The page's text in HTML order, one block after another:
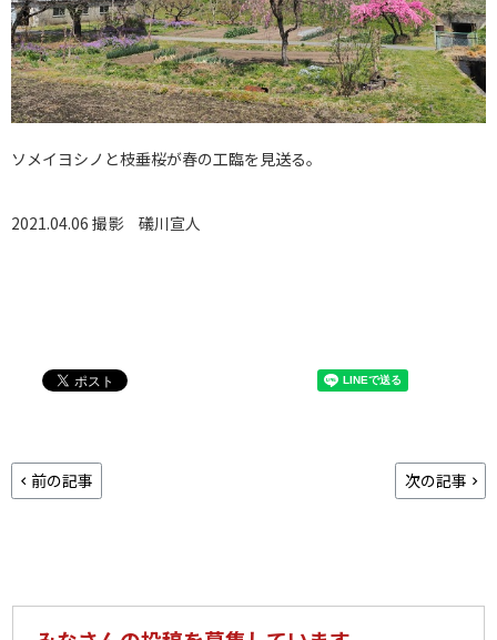
ソメイヨシノと枝垂桜が春の工臨を見送る。
2021.04.06 撮影 礒川宣人
前の記事 次の記事